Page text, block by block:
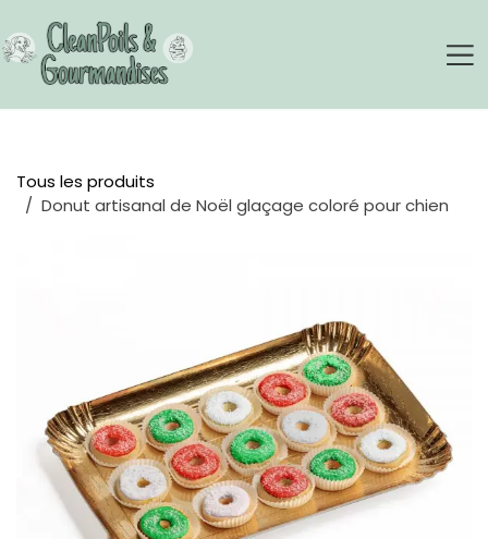
Tous les produits
Donut artisanal de Noël glaçage coloré pour chien